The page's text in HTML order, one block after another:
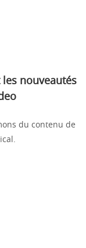
les nouveautés
du contenu de